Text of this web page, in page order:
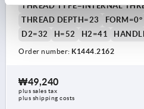
THREAD TYPE=INTERNAL
THREAD DEPTH=23
FORM=0°
D2=32
H=52 H2=41
Order number: K1444.2162
₩49,240
plus sales tax
plus shipping costs